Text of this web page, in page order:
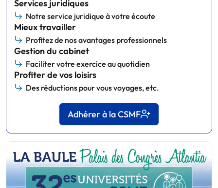
Services juridiques
Notre service juridique à votre écoute
Mieux travailler
Profitez de nos avantages professionnels
Gestion du cabinet
Faciliter votre exercice au quotidien
Profiter de vos loisirs
Des réductions pour vous voyages, etc.
Adhérer à la CSMF